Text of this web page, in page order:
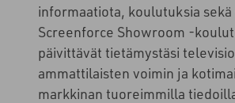
informaatiota, koulutuksia sekä
Screenforce Showroom -
päivittävät tietämystäsi
ammattilaisten voimin ja
markkinan tuoreimmilla